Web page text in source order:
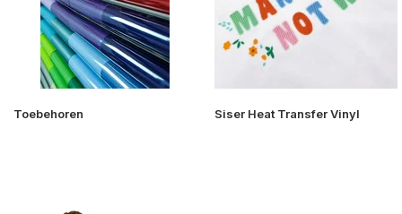
Toebehoren Siser Heat Transfer Vinyl